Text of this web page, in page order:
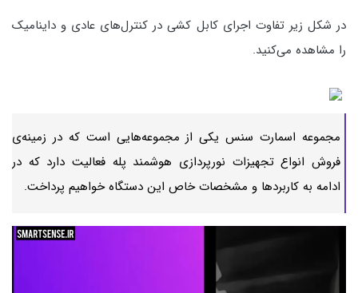
در شکل زیر تفاوت اجرای کابل کشی در کنترل‌های عادی و داینامیک
را مشاهده می‌کنید.
مجموعه اسمارت سنس یکی از مجموعه‌هایی است که در زمینه‌ی
فروش انواع تجهیزات نورپردازی هوشمند پله فعالیت دارد که در
ادامه به کاربردها و مشخصات خاص این دستگاه خواهیم پرداخت.